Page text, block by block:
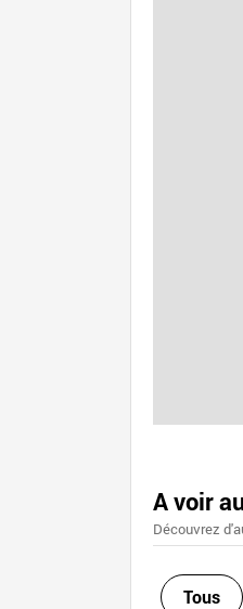
A voir
Découvrez
Tous